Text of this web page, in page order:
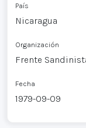
País
Nicaragua
Organización
Frente
Fecha
1979-09-09